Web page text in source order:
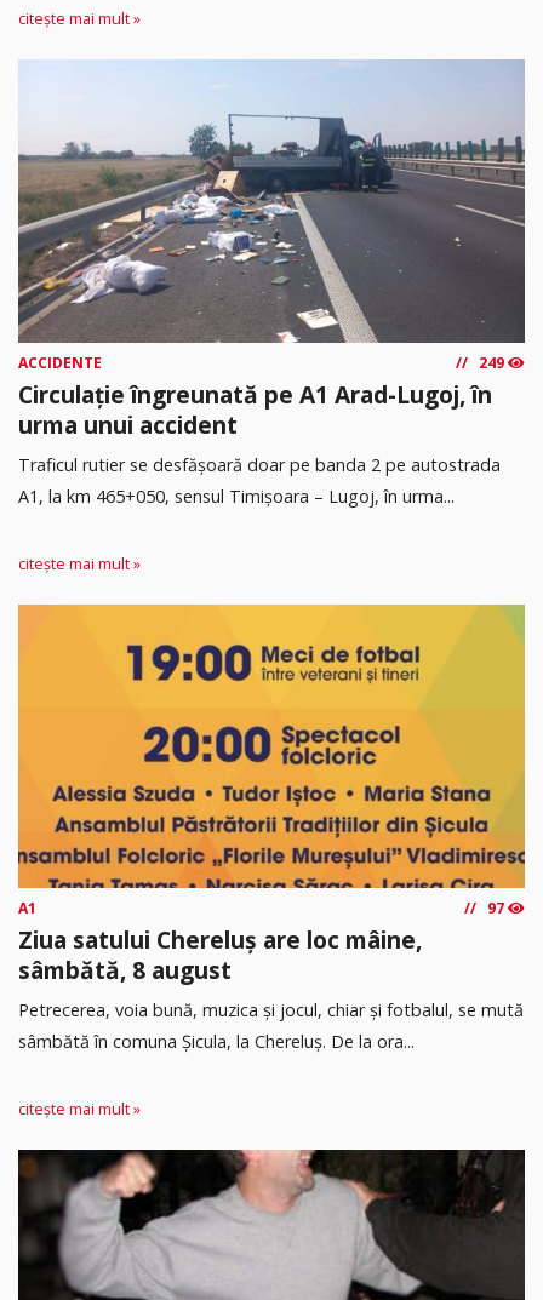
citește mai mult »
ACCIDENTE 249
Circulație îngreunată pe A1 Arad-Lugoj, în
urma unui accident
Traficul rutier se desfășoară doar pe banda 2 pe autostrada
A1, la km 465+050, sensul Timişoara – Lugoj, în urma...
citește mai mult »
A1 97
Ziua satului Chereluș are loc mâine,
sâmbătă, 8 august
Petrecerea, voia bună, muzica și jocul, chiar și fotbalul, se mută
sâmbătă în comuna Șicula, la Chereluș. De la ora...
citește mai mult »